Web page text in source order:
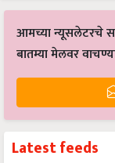
आमच्या न्यूसलेटरचे
बातम्या मेलवर
Latest feeds